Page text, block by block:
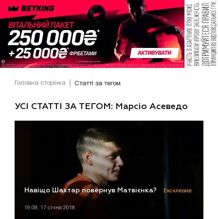
Головна сторінка Статті за тегом
УСІ СТАТТІ ЗА ТЕГОМ: Марсіо Асеведо
Навіщо Шахтар повернув Матвієнка? Ексклюзив
19:08, 17 січня 2018